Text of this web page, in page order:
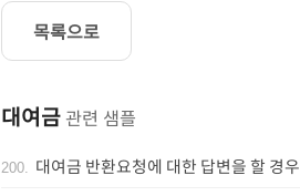
목록으로
대여금 관련 샘플
200. 대여금 반환요청에 대한 답변을 할 경우